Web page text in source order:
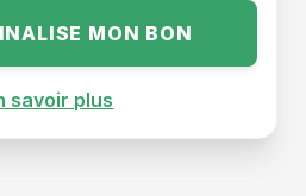
MON BON
savoir plus